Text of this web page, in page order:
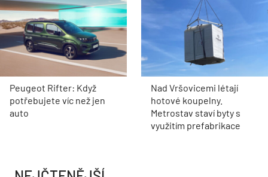
Peugeot Rifter: Když
potřebujete víc než jen
auto
Nad Vršovicemi létají
hotové koupelny.
Metrostav staví byty s
využitím prefabrikace